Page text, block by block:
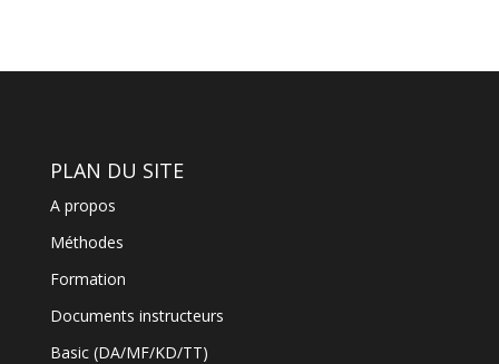
PLAN DU SITE
A propos
Méthodes
Formation
Documents instructeurs
Basic (DA/MF/KD/TT)